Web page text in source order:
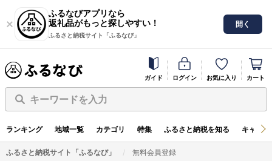
ふるなびアプリなら
返礼品がもっと探しやすい！
ふるさと納税サイト「ふるなび」
開く
ガイド ログイン お気に入り カート
キーワードを入力
ランキング 地域一覧 カテゴリ 特集 ふるさと納税を知る キャン
ふるさと納税サイト「ふるなび」 無料会員登録